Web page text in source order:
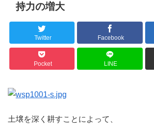
持力の増大
Twitter Facebook
Pocket LINE
土壌を深く耕すことによって、